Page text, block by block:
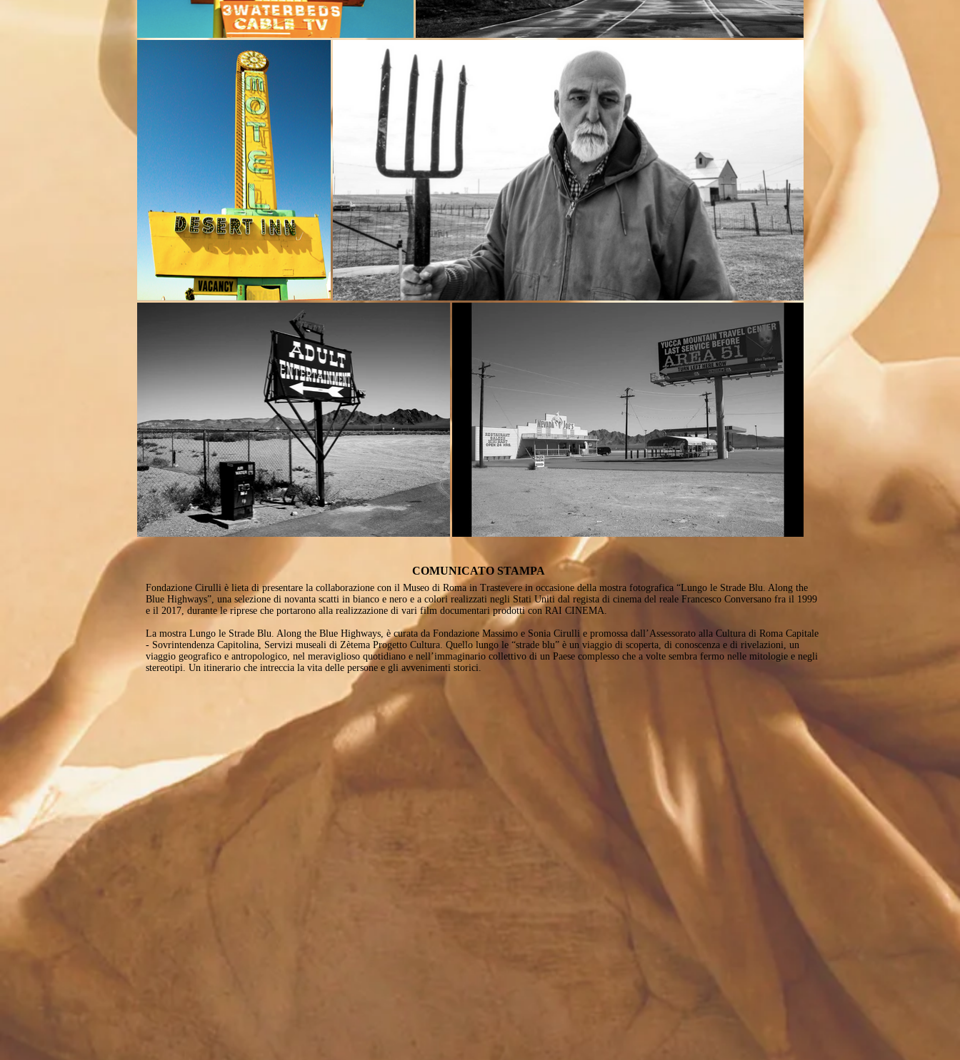
COMUNICATO STAMPA
Fondazione Cirulli è lieta di presentare la collaborazione con il Museo di Roma in Trastevere in occasione della mostra fotografica “Lungo le Strade Blu. Along the
Blue Highways”, una selezione di novanta scatti in bianco e nero e a colori realizzati negli Stati Uniti dal regista di cinema del reale Francesco Conversano fra il 1999
e il 2017, durante le riprese che portarono alla realizzazione di vari film documentari prodotti con RAI CINEMA.
La mostra Lungo le Strade Blu. Along the Blue Highways, è curata da Fondazione Massimo e Sonia Cirulli e promossa dall’Assessorato alla Cultura di Roma Capitale
- Sovrintendenza Capitolina, Servizi museali di Zètema Progetto Cultura. Quello lungo le “strade blu” è un viaggio di scoperta, di conoscenza e di rivelazioni, un
viaggio geografico e antropologico, nel meraviglioso quotidiano e nell’immaginario collettivo di un Paese complesso che a volte sembra fermo nelle mitologie e negli
stereotipi. Un itinerario che intreccia la vita delle persone e gli avvenimenti storici.